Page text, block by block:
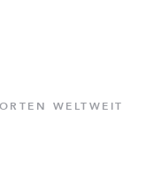
WELTWEIT